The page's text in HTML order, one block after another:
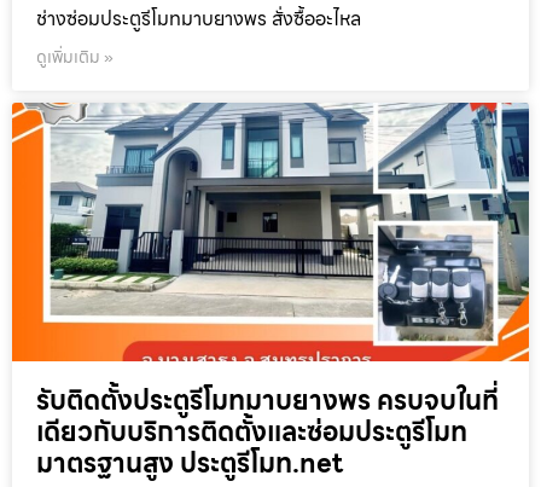
ช่างซ่อมประตูรีโมทมาบยางพร สั่งซื้ออะไหล
ดูเพิ่มเติม »
รับติดตั้งประตูรีโมทมาบยางพร ครบจบในที่
เดียวกับบริการติดตั้งและซ่อมประตูรีโมท
มาตรฐานสูง ประตูรีโมท.net